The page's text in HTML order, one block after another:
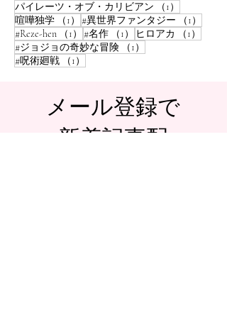
パイレーツ・オブ・カリビアン
（1）
喧嘩独学
（1） 1件の記事
#異世界ファンタジー （1）
#Reze-hen
（1） 1件の記事
#名作 （1） 1件の記事
ヒロアカ （1）
#ジョジョの奇妙な冒険
（1）
#呪術廻戦
（1）
​メール登録で
新着記事配